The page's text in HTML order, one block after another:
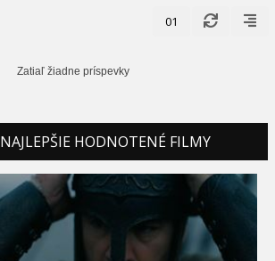
01
Zatiaľ žiadne príspevky
NAJLEPŠIE HODNOTENÉ FILMY